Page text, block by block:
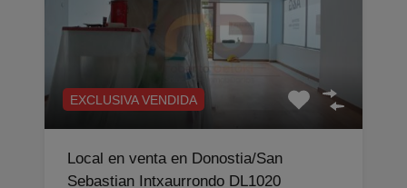
EXCLUSIVA VENDIDA
Local en venta en Donostia/San
Sebastian Intxaurrondo DL1020